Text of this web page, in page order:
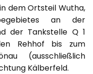
dem Ortsteil Wutha,
an der
der Tankstelle Q 1
Rehhof bis zum
(ausschließlich
Kälberfeld.